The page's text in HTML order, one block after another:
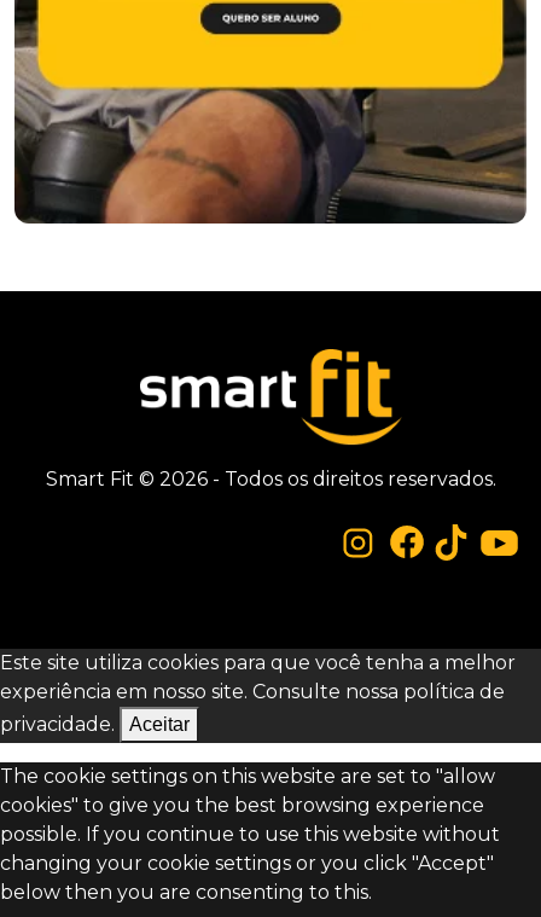
Smart Fit © 2026 - Todos os direitos reservados.
Este site utiliza cookies para que você tenha a melhor
experiência em nosso site. Consulte nossa política de
privacidade.
Aceitar
The cookie settings on this website are set to "allow
cookies" to give you the best browsing experience
possible. If you continue to use this website without
changing your cookie settings or you click "Accept"
below then you are consenting to this.